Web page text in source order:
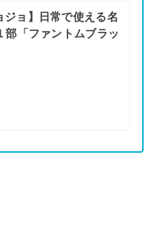
ジョ】日常で使える名
部「ファントムブラッ